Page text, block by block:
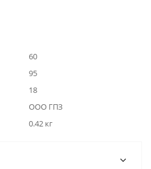
60
95
18
ООО ГПЗ
0.42 кг